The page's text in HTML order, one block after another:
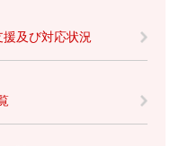
及び対応状況